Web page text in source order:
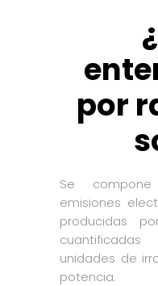
por
Se
emisiones
producidas
unidades de
potencia.